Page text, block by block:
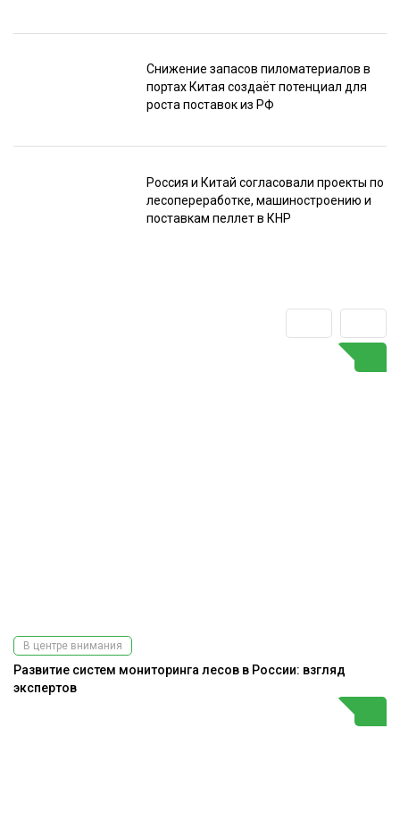
Снижение запасов пиломатериалов в
портах Китая создаёт потенциал для
роста поставок из РФ
Россия и Китай согласовали проекты по
лесопереработке, машиностроению и
поставкам пеллет в КНР
В центре внимания
Развитие систем мониторинга лесов в России: взгляд
экспертов